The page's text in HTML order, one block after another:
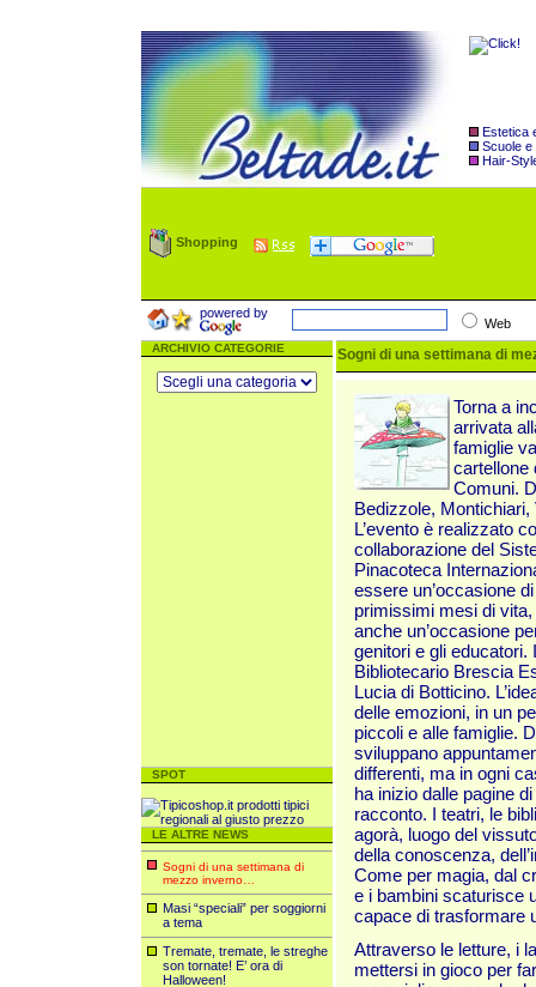
Estetica
Scuole e
Hair-
Shopping
powered by
Web
ARCHIVIO CATEGORIE
SPOT
LE ALTRE NEWS
Sogni di una settimana di
mezzo inverno…
Masi “speciali” per soggiorni
a tema
Tremate, tremate, le streghe
son tornate! E’ ora di
Halloween!
Sogni di una settimana di
Torna a
arrivata
famiglie
cartellone
Comuni.
Bedizzole,
L’evento è realizzato
collaborazione del
Pinacoteca
essere un’occasione
primissimi mesi di vita,
anche un’occasione
genitori e gli
Bibliotecario Brescia
Lucia di Botticino.
delle emozioni, in un
piccoli e alle famiglie.
sviluppano
differenti, ma in ogni
ha inizio dalle pagine
racconto. I teatri, le
agorà, luogo del
della conoscenza,
Come per magia, dal
e i bambini scaturisce
capace di trasformare
Attraverso le letture, i
mettersi in gioco per